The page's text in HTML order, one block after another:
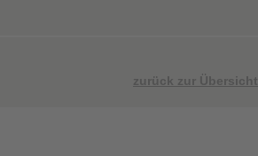
zurück zur Übersicht